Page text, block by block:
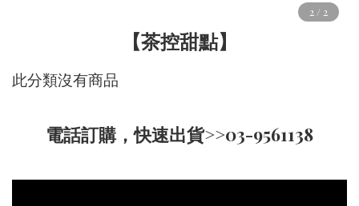
【茶控甜點】
此分類沒有商品
電話訂購，快速出貨>>03-9561138